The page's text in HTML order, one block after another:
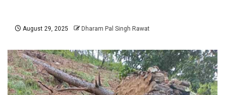
August 29, 2025 Dharam Pal Singh Rawat